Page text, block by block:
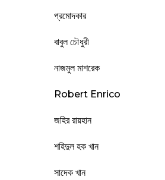
প্রমোদকার
বাবুল চৌধুরী
নাজমুল মাশরেক
Robert Enrico
জহির রায়হান
শহিদুল হক খান
সাদেক খান